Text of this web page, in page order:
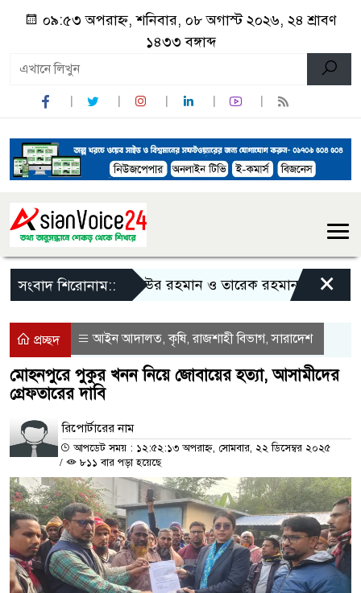
০৯:৫৩ অপরাহ্ন, শনিবার, ০৮ অগাস্ট ২০২৬, ২৪ শ্রাবণ
১৪৩৩ বঙ্গাব্দ
সংবাদ শিরোনাম::জিয়াউর রহমান ও তারেক রহমানকে নিয়ে×
প্রচ্ছদ আইন আদালত,কৃষি,রাজশাহী বিভাগ,সারাদেশ
মোহনপুরে পুকুর খনন নিয়ে জোবায়ের হত্যা, আসামীদের
গ্রেফতারের দাবি
রিপোর্টারের নাম
আপডেট সময় : ১২:৫২:১৩ অপরাহ্ন, সোমবার, ২২ ডিসেম্বর ২০২৫
/
৮১১ বার পড়া হয়েছে